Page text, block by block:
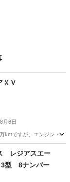
ＸＶ
8月6日
kmですが、エンジン・
レジアスエー
型 8ナンバー